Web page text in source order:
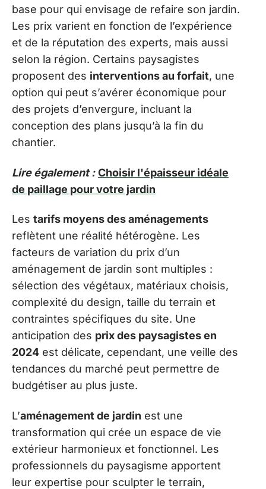
base pour qui envisage de refaire son jardin.
Les prix varient en fonction de l’expérience
et de la réputation des experts, mais aussi
selon la région. Certains paysagistes
proposent des interventions au forfait, une
option qui peut s’avérer économique pour
des projets d’envergure, incluant la
conception des plans jusqu’à la fin du
chantier.
Lire également : Choisir l'épaisseur idéale
de paillage pour votre jardin
Les tarifs moyens des aménagements
reflètent une réalité hétérogène. Les
facteurs de variation du prix d’un
aménagement de jardin sont multiples :
sélection des végétaux, matériaux choisis,
complexité du design, taille du terrain et
contraintes spécifiques du site. Une
anticipation des prix des paysagistes en
2024 est délicate, cependant, une veille des
tendances du marché peut permettre de
budgétiser au plus juste.
L’aménagement de jardin est une
transformation qui crée un espace de vie
extérieur harmonieux et fonctionnel. Les
professionnels du paysagisme apportent
leur expertise pour sculpter le terrain,